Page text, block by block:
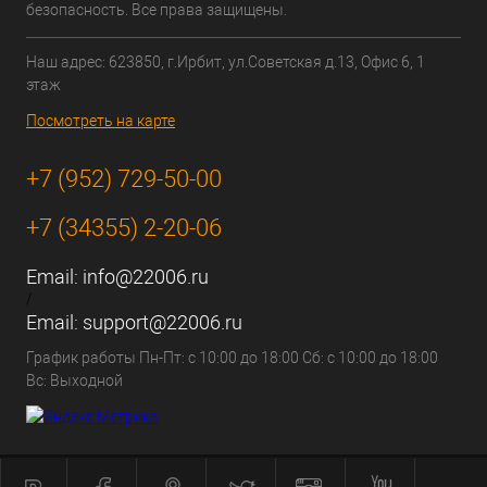
безопасность. Все права защищены.
Наш адрес: 623850, г.Ирбит, ул.Советская д.13, Офис 6, 1
этаж
Посмотреть на карте
+7 (952) 729-50-00
+7 (34355) 2-20-06
Email: info@22006.ru
/
Email: support@22006.ru
График работы Пн-Пт: с 10:00 до 18:00 Сб: с 10:00 до 18:00
Вс: Выходной